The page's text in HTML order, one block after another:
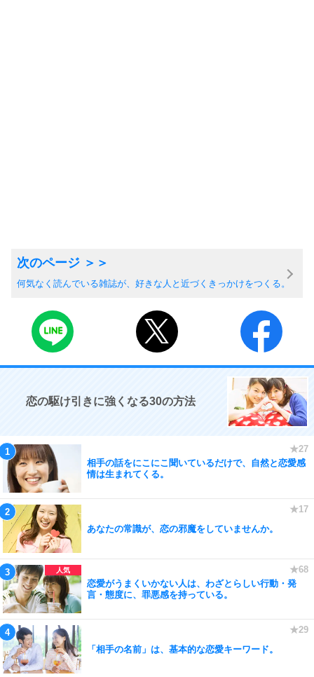
何気なく読んでいる雑誌が、好きな人と近づくきっかけをつくる。
恋の駆け引きに強くなる30の方法
相手の話をにこにこ聞いているだけで、自然と恋愛感
情は生まれてくる。
あなたの常識が、恋の邪魔をしていませんか。
恋愛がうまくいかない人は、わざとらしい行動・発
言・態度に、罪悪感を持っている。
「相手の名前」は、基本的な恋愛キーワード。